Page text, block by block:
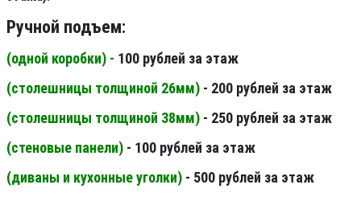
Ручной подъем:
(одной коробки) - 100 рублей за этаж
(столешницы толщиной 26мм) - 200 рублей за этаж
(столешницы толщиной 38мм) - 250 рублей за этаж
(стеновые панели) - 100 рублей за этаж
(диваны и кухонные уголки) - 500 рублей за этаж